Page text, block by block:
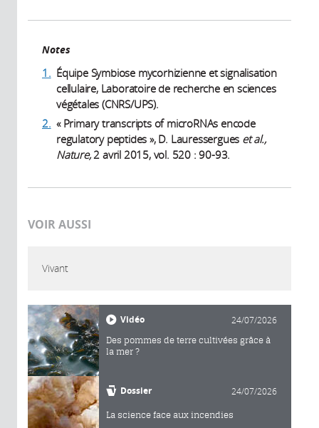
Notes
1. Équipe Symbiose mycorhizienne et signalisation
cellulaire, Laboratoire de recherche en sciences
végétales (CNRS/UPS).
2. « Primary transcripts of microRNAs encode
regulatory peptides », D. Lauressergues et al.,
Nature,2 avril 2015, vol. 520 : 90-93.
VOIR AUSSI
Vivant
Vidéo 24/07/2026
Des pommes de terre cultivées grâce à
la mer ?
Dossier 24/07/2026
La science face aux incendies